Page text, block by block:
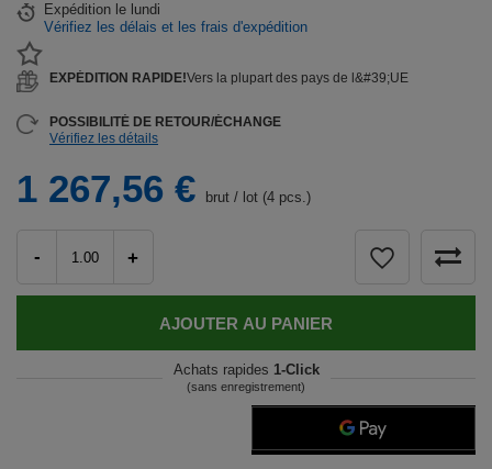
1 267,56 € brut / lot (4 pcs.)
- +
AJOUTER AU PANIER
Achats rapides 1-Click
(sans enregistrement)
Expédition le lundi
Vérifiez les délais et les frais d'expédition
EXPÉDITION RAPIDE!Vers la plupart des pays de l&#39;UE
POSSIBILITÉ DE RETOUR/ÉCHANGE
Vérifiez les détails